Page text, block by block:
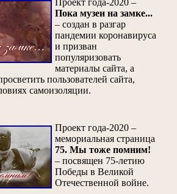
Проект года-2020 –
Пока музеи на замке...
– создан в разгар
пандемии коронавируса
и призван
популяризовать
материалы сайта, а
пользователей сайта,
самоизоляции.
Проект года-2020 –
мемориальная страница
75. Мы тоже помним!
– посвящен 75-летию
Победы в Великой
Отечественной войне.